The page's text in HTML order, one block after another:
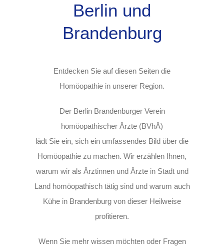
Berlin und
Brandenburg
Entdecken Sie auf diesen Seiten die
Homöopathie in unserer Region.
Der Berlin Brandenburger Verein
homöopathischer Ärzte (BVhÄ)
lädt Sie ein, sich ein umfassendes Bild über die
Homöopathie zu machen. Wir erzählen Ihnen,
warum wir als Ärztinnen und Ärzte in Stadt und
Land homöopathisch tätig sind und warum auch
Kühe in Brandenburg von dieser Heilweise
profitieren.
Wenn Sie mehr wissen möchten oder Fragen